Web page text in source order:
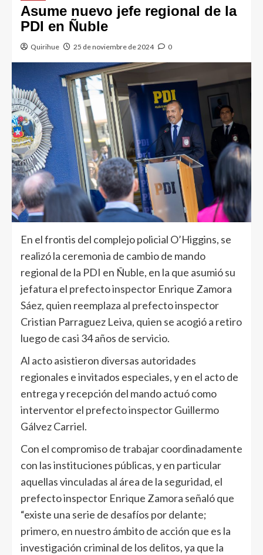
Asume nuevo jefe regional de la
PDI en Ñuble
Quirihue 25 de noviembre de 2024 0
En el frontis del complejo policial O’Higgins, se
realizó la ceremonia de cambio de mando
regional de la PDI en Ñuble, en la que asumió su
jefatura el prefecto inspector Enrique Zamora
Sáez, quien reemplaza al prefecto inspector
Cristian Parraguez Leiva, quien se acogió a retiro
luego de casi 34 años de servicio.
Al acto asistieron diversas autoridades
regionales e invitados especiales, y en el acto de
entrega y recepción del mando actuó como
interventor el prefecto inspector Guillermo
Gálvez Carriel.
Con el compromiso de trabajar coordinadamente
con las instituciones públicas, y en particular
aquellas vinculadas al área de la seguridad, el
prefecto inspector Enrique Zamora señaló que
“existe una serie de desafíos por delante;
primero, en nuestro ámbito de acción que es la
investigación criminal de los delitos, ya que la